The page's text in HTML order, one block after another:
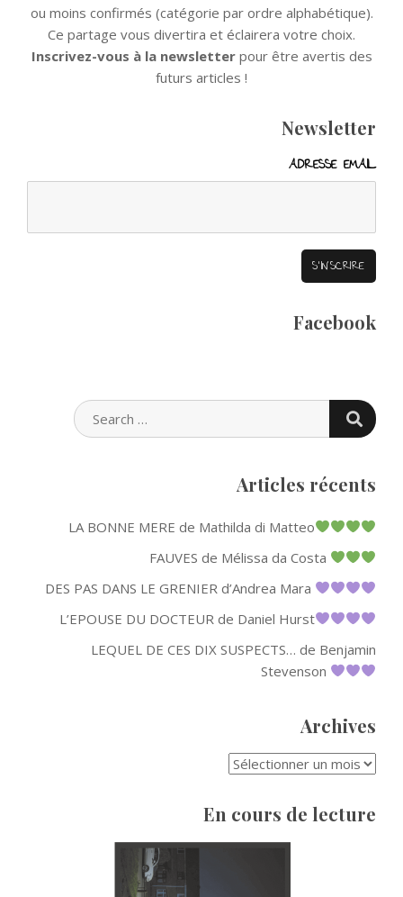
ou moins confirmés (catégorie par ordre alphabétique).
Ce partage vous divertira et éclairera votre choix.
Inscrivez-vous à la newsletterpour être avertis des
futurs articles !
Newsletter
ADRESSE EMAIL
Facebook
SEARCH
FOR:
Articles récents
LA BONNE MERE de Mathilda di Matteo
FAUVES de Mélissa da Costa
DES PAS DANS LE GRENIER d’Andrea Mara
L’EPOUSE DU DOCTEUR de Daniel Hurst
LEQUEL DE CES DIX SUSPECTS… de Benjamin
Stevenson
Archives
En cours de lecture